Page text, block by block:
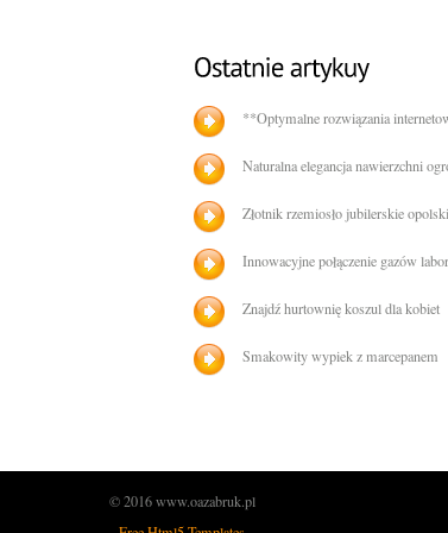
**Optymalne rozwiązania
Naturalna elegancja nawierzchni
Złotnik rzemiosło jubilerskie
Innowacyjne połączenie gazów
Znajdź hurtownię koszul dla kobiet
Smakowity wypiek z marcepanem
© 2016 www.oazabruk.pl